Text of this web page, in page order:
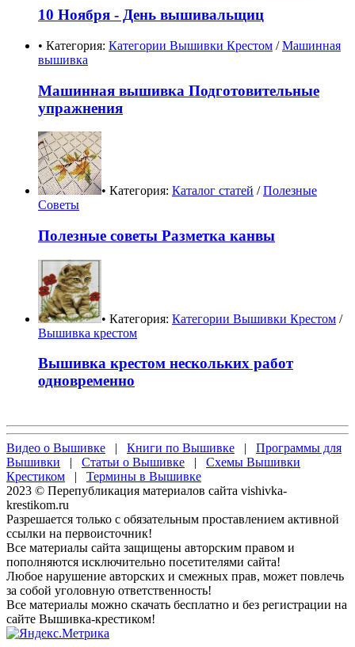
10 Ноября - День вышивальщиц
• Категория: Категории Вышивки Крестом /Машинная
вышивка
Машинная вышивка Подготовительные
упражнения
• Категория: Каталог статей /Полезные
Советы
Полезные советы Разметка канвы
• Категория: Категории Вышивки Крестом /
Вышивка крестом
Вышивка крестом нескольких работ
одновременно
Видео о Вышивке | Книги по Вышивке | Программы для
Вышивки | Статьи о Вышивке | Схемы Вышивки
Крестиком | Термины в Вышивке
2023 © Перепубликация материалов сайта vishivka-
krestikom.ru
Разрешается только с обязательным проставлением активной
ссылки на первоисточник!
Все материалы сайта защищены авторским правом и
пополняются исключительно посетителями сайта!
Любое нарушение авторских и смежных прав, может повлечь
за собой уголовную ответственность!
Все материалы можно скачать бесплатно и без регистрации на
сайте Вышивка-крестиком!